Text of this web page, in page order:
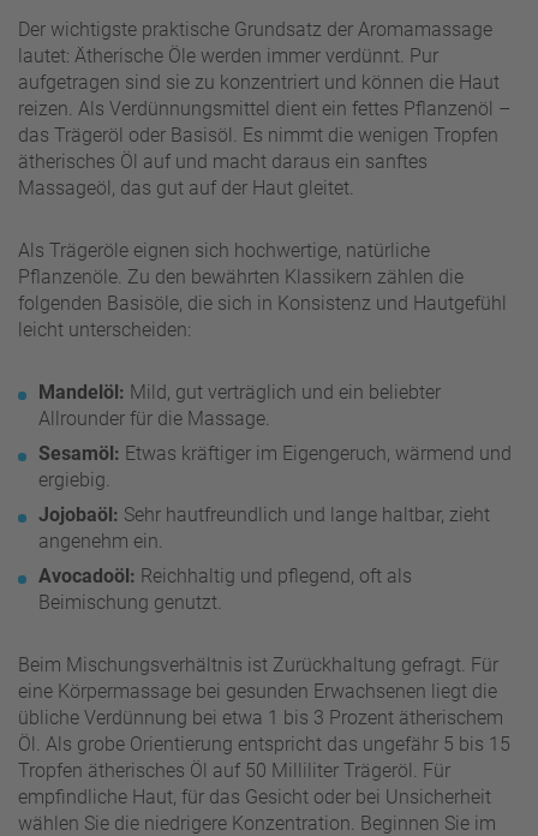
Der wichtigste praktische Grundsatz der Aromamassage
lautet: Ätherische Öle werden immer verdünnt. Pur
aufgetragen sind sie zu konzentriert und können die Haut
reizen. Als Verdünnungsmittel dient ein fettes Pflanzenöl –
das Trägeröl oder Basisöl. Es nimmt die wenigen Tropfen
ätherisches Öl auf und macht daraus ein sanftes
Massageöl, das gut auf der Haut gleitet.
Als Trägeröle eignen sich hochwertige, natürliche
Pflanzenöle. Zu den bewährten Klassikern zählen die
folgenden Basisöle, die sich in Konsistenz und Hautgefühl
leicht unterscheiden:
Mandelöl: Mild, gut verträglich und ein beliebter
Allrounder für die Massage.
Sesamöl: Etwas kräftiger im Eigengeruch, wärmend und
ergiebig.
Jojobaöl: Sehr hautfreundlich und lange haltbar, zieht
angenehm ein.
Avocadoöl: Reichhaltig und pflegend, oft als
Beimischung genutzt.
Beim Mischungsverhältnis ist Zurückhaltung gefragt. Für
eine Körpermassage bei gesunden Erwachsenen liegt die
übliche Verdünnung bei etwa 1 bis 3 Prozent ätherischem
Öl. Als grobe Orientierung entspricht das ungefähr 5 bis 15
Tropfen ätherisches Öl auf 50 Milliliter Trägeröl. Für
empfindliche Haut, für das Gesicht oder bei Unsicherheit
wählen Sie die niedrigere Konzentration. Beginnen Sie im